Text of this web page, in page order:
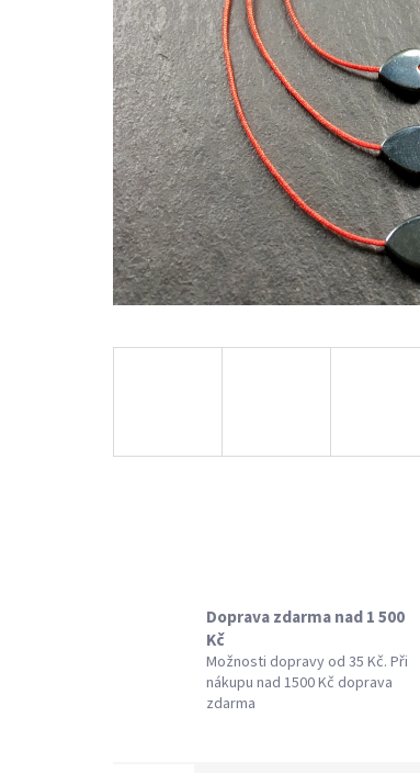
Doprava zdarma nad 1 500
Kč
Možnosti dopravy od 35 Kč. Při
nákupu nad 1500 Kč doprava
zdarma